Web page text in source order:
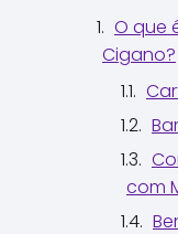
O que
Cigano?
com